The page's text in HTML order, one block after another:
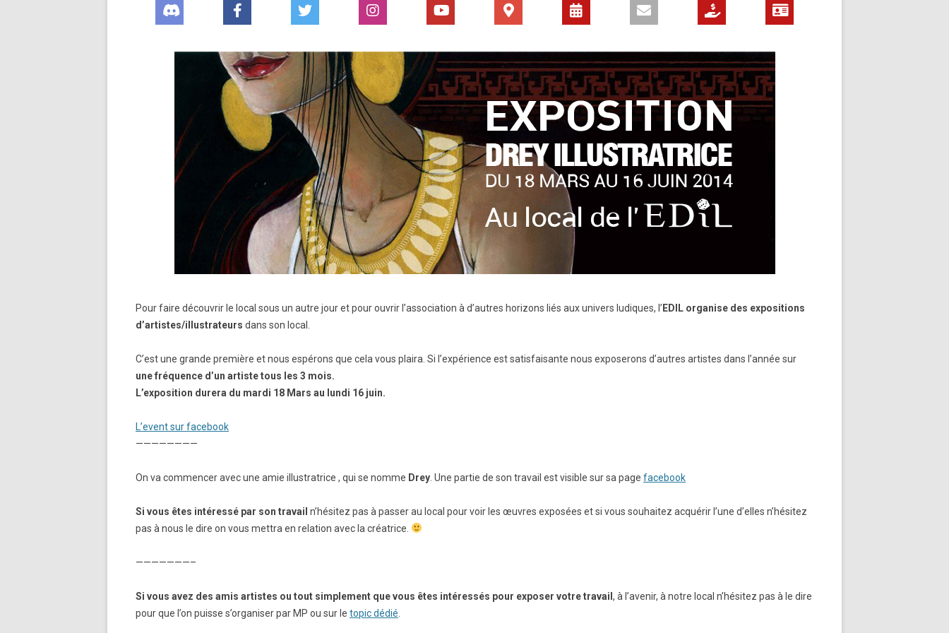
Pour faire découvrir le local sous un autre jour et pour ouvrir l’association à d’autres horizons liés aux univers ludiques, l’ EDIL organise des expositions
d’artistes/illustrateurs dans son local.
C’est une grande première et nous espérons que cela vous plaira. Si l’expérience est satisfaisante nous exposerons d’autres artistes dans l’année sur
une fréquence d’un artiste tous les 3 mois.
L’exposition durera du mardi 18 Mars au lundi 16 juin.
L’event sur facebook
————————
On va commencer avec une amie illustratrice , qui se nomme Drey . Une partie de son travail est visible sur sa page facebook
Si vous êtes intéressé par son travail n’hésitez pas à passer au local pour voir les œuvres exposées et si vous souhaitez acquérir l’une d’elles n’hésitez
pas à nous le dire on vous mettra en relation avec la créatrice.
———————–
Si vous avez des amis artistes ou tout simplement que vous êtes intéressés pour exposer votre travail , à l’avenir, à notre local n’hésitez pas à le dire
pour que l’on puisse s’organiser par MP ou sur le topic dédié